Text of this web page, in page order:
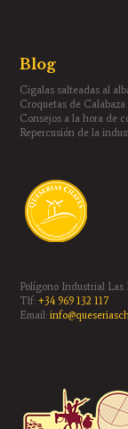
Blog
Cigalas salteadas al
Croquetas de
Consejos a la hora de
Repercusión de la
Polígono Industrial Las
Tlf:+34 969 132 117
Email: